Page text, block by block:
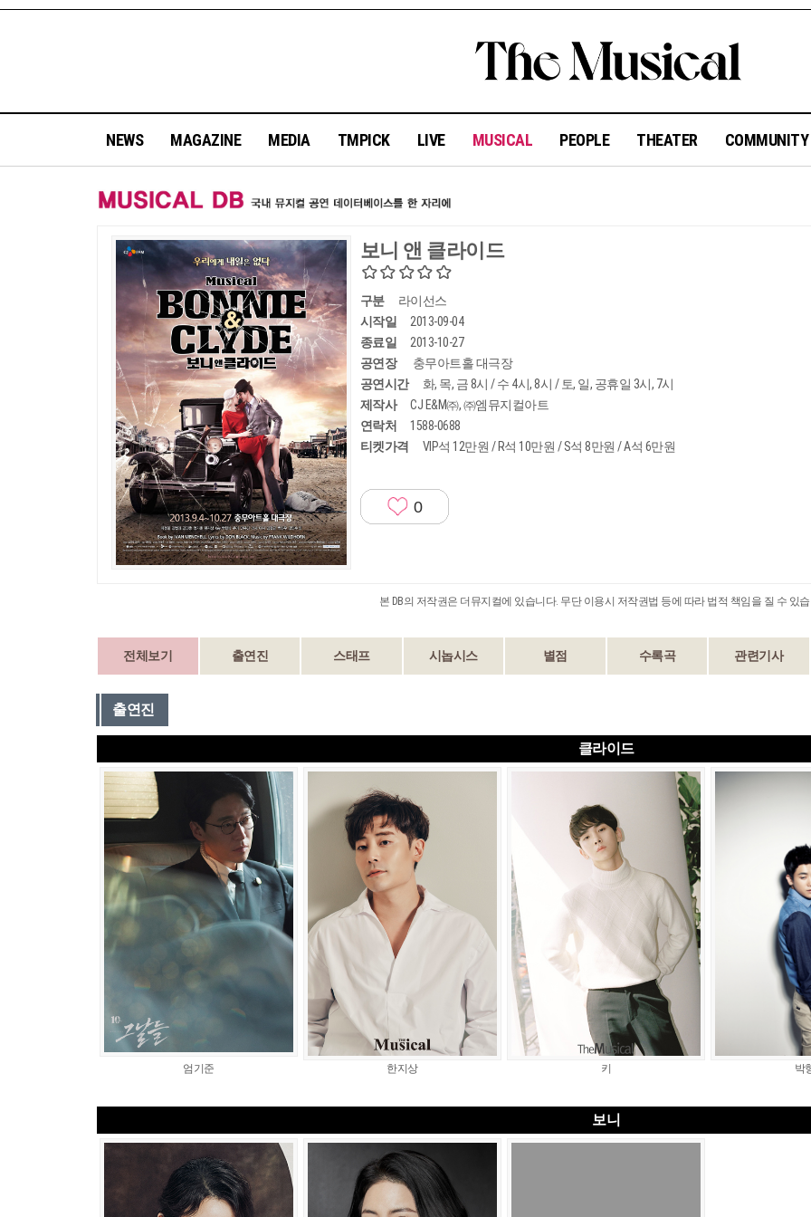
NEWS MAGAZINE MEDIA TMPICK LIVE MUSICAL PEOPLE THEATER COMMUNITY
보니 앤 클라이드
구분
라이선스
시작일
2013-09-04
종료일
2013-10-27
공연장
충무아트홀 대극장
공연시간
화, 목, 금 8시 / 수 4시, 8시 / 토, 일, 공휴일 3시, 7시
제작사
CJ E&M㈜, ㈜엠뮤지컬아트
연락처
1588-0688
티켓가격
VIP석 12만원 / R석 10만원 / S석 8만원 / A석 6만원
0
본 DB의 저작권은 더뮤지컬에 있습니다. 무단 이용시 저작권법 등에 따라 법적 책임을 질 수 있
전체보기 출연진 스태프 시놉시스 별점 수록곡 관련기사
출연진
클라이드
엄기준 한지상 키 박
보니